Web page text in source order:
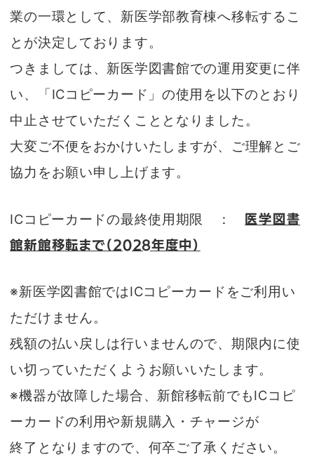
業の一環として、新医学部教育棟へ移転するこ
とが決定しております。
つきましては、新医学図書館での運用変更に伴
い、「ICコピーカード」の使用を以下のとおり
中止させていただくこととなりました。
大変ご不便をおかけいたしますが、ご理解とご
協力をお願い申し上げます。
ICコピーカードの最終使用期限 ： 医学図書
館新館移転まで（2028年度中）
※新医学図書館ではICコピーカードをご利用い
ただけません。
残額の払い戻しは行いませんので、期限内に使
い切っていただくようお願いいたします。
※機器が故障した場合、新館移転前でもICコピ
ーカードの利用や新規購入・チャージが
終了となりますので、何卒ご了承ください。